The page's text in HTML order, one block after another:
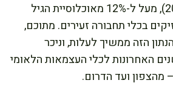
לפי נתוני הלמ"ס (2023), מעל ל-12% מאוכלוסיית הגיל
בכלי תחבורה זעירים. מתוכם,
הנתון הזה ממשיך לעלות, וניכר
האחרונות לכלי העצמאות הלאומי
מהצפון ועד הדרום.